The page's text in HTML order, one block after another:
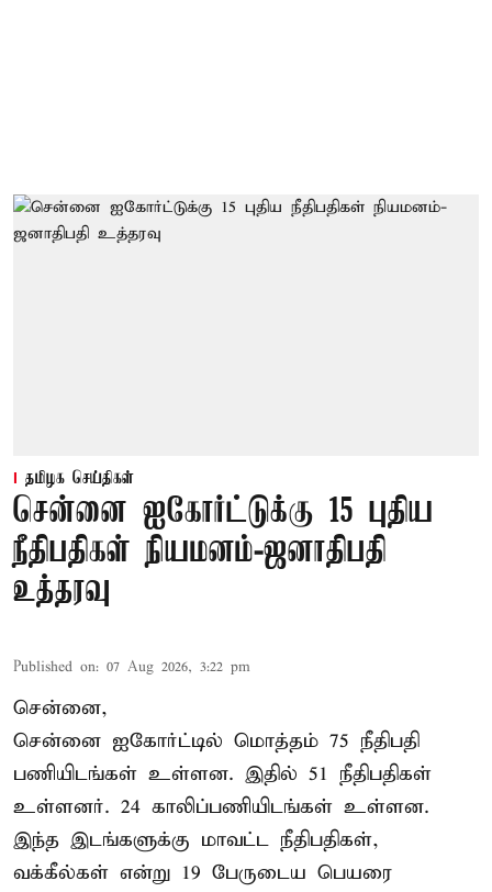
தமிழக செய்திகள்
சென்னை ஐகோர்ட்டுக்கு 15 புதிய
நீதிபதிகள் நியமனம்-ஜனாதிபதி
உத்தரவு
Published on: 07 Aug 2026, 3:22 pm
சென்னை,
சென்னை ஐகோர்ட்டில் மொத்தம் 75 நீதிபதி
பணியிடங்கள் உள்ளன. இதில் 51 நீதிபதிகள்
உள்ளனர். 24 காலிப்பணியிடங்கள் உள்ளன.
இந்த இடங்களுக்கு மாவட்ட நீதிபதிகள்,
வக்கீல்கள் என்று 19 பேருடைய பெயரை